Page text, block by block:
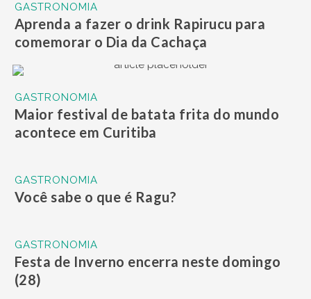
GASTRONOMIA
Aprenda a fazer o drink Rapirucu para
comemorar o Dia da Cachaça
GASTRONOMIA
Maior festival de batata frita do mundo
acontece em Curitiba
GASTRONOMIA
Você sabe o que é Ragu?
GASTRONOMIA
Festa de Inverno encerra neste domingo
(28)